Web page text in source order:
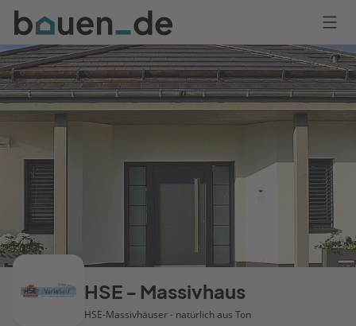
Bauen
Logo
Anmelden
HSE - Massivhaus
HSE-Massivhäuser - natürlich aus Ton